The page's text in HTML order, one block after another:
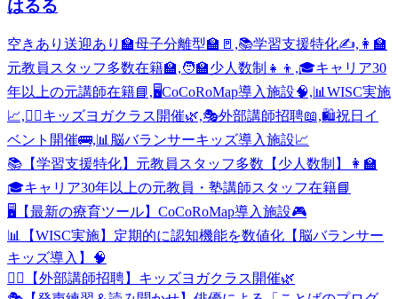
はるる
空きあり 送迎あり 🏫母子分離型🏫🚪,📚学習支援特化✍️,👩‍🏫
元教員スタッフ多数在籍🏫,🧑‍🏫少人数制👧👦,🎓キャリア30
年以上の元講師在籍📘,🖥️CoCoRoMap導入施設🧠,📊WISC実施
📈,🧘‍♀️キッズヨガクラス開催🌿,🎭外部講師招聘📖,🛍️祝日イ
ベント開催🚌,📊脳バランサーキッズ導入施設📈
📚【学習支援特化】元教員スタッフ多数【少人数制】👩‍🏫
🎓キャリア30年以上の元教員・塾講師スタッフ在籍📘
🖥️【最新の療育ツール】CoCoRoMap導入施設🎮
📊【WISC実施】定期的に認知機能を数値化【脳バランサー
キッズ導入】🧠
🧘‍♀️【外部講師招聘】キッズヨガクラス開催🌿